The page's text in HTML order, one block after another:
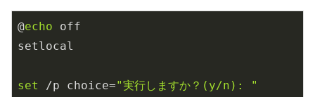
@echo off
setlocal
set /p choice="実行しますか？(y/n): "